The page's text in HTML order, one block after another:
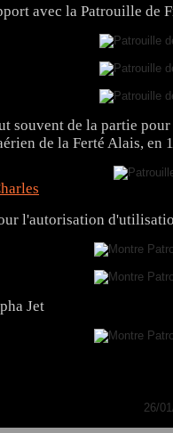
avec la Patrouille de
souvent de la partie
de la Ferté Alais, en
l'autorisation
Jet
26/